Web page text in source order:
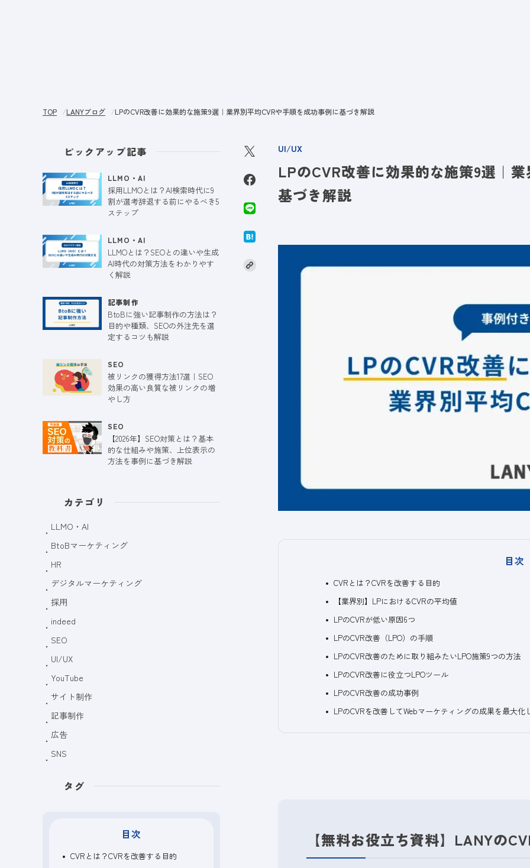
TOP LANYブログ LPのCVR改善に効果的な施策9選｜業界別平均CVRや手順を成功事例に基づき解説
UI/UX
LPのCVR改善に効果的な施策9選｜
基づき解説
目次
CVRとは？CVRを改善する目的
【業界別】LPにおけるCVRの平均値
LPのCVRが低い原因6つ
LPのCVR改善（LPO）の手順
LPのCVR改善のために取り組みたいLPO施策9つの方法
LPのCVR改善に役立つLPOツール
LPのCVR改善の成功事例
LPのCVRを改善してWebマーケティングの成果を最大化
【無料お役立ち資料】LANYの
ピックアップ記事
LLMO・AI
採用LLMOとは？AI検索時代に9
割が選考辞退する前にやるべき5
ステップ
LLMO・AI
LLMOとは？SEOとの違いや生成
AI時代の対策方法をわかりやす
く解説
記事制作
BtoBに強い記事制作の方法は？
目的や種類、SEOの外注先を選
定するコツも解説
SEO
被リンクの獲得方法17選｜SEO
効果の高い良質な被リンクの増
やし方
SEO
【2026年】SEO対策とは？基本
的な仕組みや施策、上位表示の
方法を事例に基づき解説
カテゴリ
LLMO・AI
BtoBマーケティング
HR
デジタルマーケティング
採用
indeed
SEO
UI/UX
YouTube
サイト制作
記事制作
広告
SNS
タグ
目次
CVRとは？CVRを改善する目的